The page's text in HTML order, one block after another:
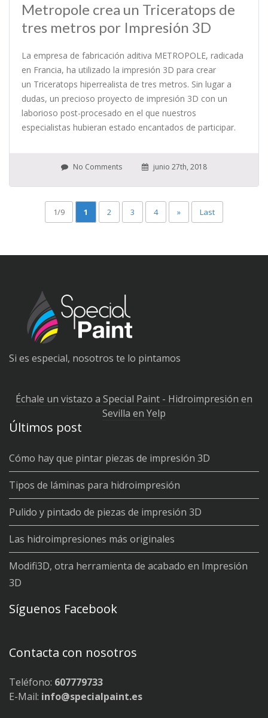
Metropole crea un Triceratops de
tres metros por Impresión 3D
La empresa de fabricación aditiva METROPOLE, radicada
en Francia, ha utilizado la impresión 3D para crear
un Triceratops hiperrealista de tres metros. Sin lugar a
dudas, un precioso proyecto de impresión 3D con un
laborioso post-procesado en el que nuestros
especialistas hubieran estado encantados de participar.
No Comments junio 27th, 2018
1/9 1 2 3 4 » Last
Si es especial, nosotros te lo pintamos
Échale un vistazo a Special Paint - Hidroimpresión en
Sevilla en Yelp
Últimos post
Cómo hay que pintar piezas de impresión 3D
Tipos de láminas para hidroimpresión
Pulido y pintado de piezas de impresión 3D
Las hidroimpresiones más originales
Modifi3D, otra herramienta de acabado en Impresión
3D
Síguenos Facebook
Contacta con nosotros
Teléfono: 607779733
E-Mail: info@specialpaint.es